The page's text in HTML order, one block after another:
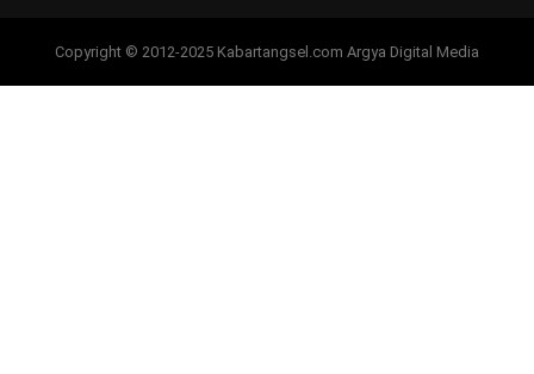
Copyright © 2012-2025 Kabartangsel.com Argya Digital Media